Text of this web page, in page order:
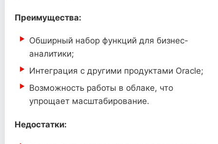
Преимущества:
Обширный набор функций для бизнес-
аналитики;
Интеграция с другими продуктами Oracle;
Возможность работы в облаке, что
упрощает масштабирование.
Недостатки: